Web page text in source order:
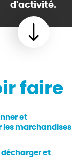
d'activité.
Scroll
faire
et
les marchandises
décharger et